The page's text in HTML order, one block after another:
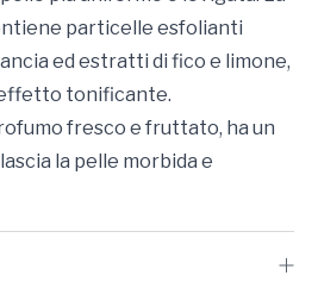
particelle esfolianti
ed estratti di fico e limone,
tonificante.
fresco e fruttato, ha un
la pelle morbida e